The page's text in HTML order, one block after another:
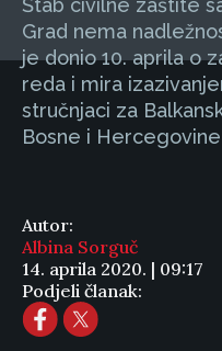
Štab civilne zaštite
Grad nema
je donio 10. aprila o
reda i mira
stručnjaci za
Bosne i Hercegovine
Autor:
Albina Sorguč
14. aprila 2020. | 09:17
Podjeli članak: